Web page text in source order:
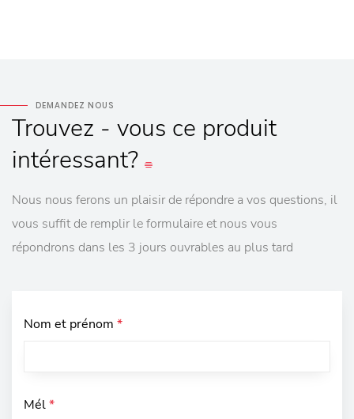
DEMANDEZ NOUS
Trouvez - vous ce produit
intéressant?
Nous nous ferons un plaisir de répondre a vos questions, il
vous suffit de remplir le formulaire et nous vous
répondrons dans les 3 jours ouvrables au plus tard
Nom et prénom *
Mél*